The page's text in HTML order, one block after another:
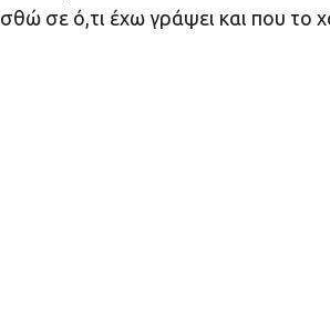
σε ό,τι έχω γράψει και που το